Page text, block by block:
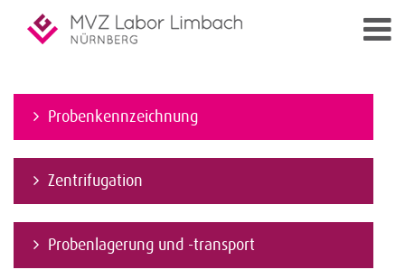
Probenkennzeichnung
Zentrifugation
Probenlagerung und -transport